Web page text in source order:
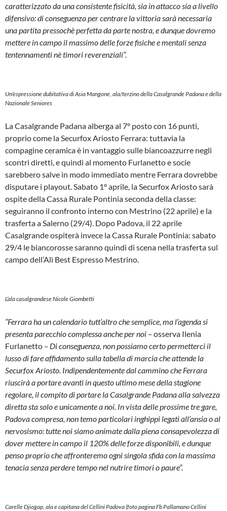
caratterizzato da una consistente fisicità, sia in attacco sia a livello
difensivo: di conseguenza per centrare la vittoria sarà necessaria
una partita pressochè perfetta da parte nostra, e dunque dovremo
mettere in campo il massimo delle forze fisiche e mentali senza
tentennamenti nè timori reverenziali”.
Un’espressione dubitativa di Asia Mangone, ala/terzino della Casalgrande Padana e della
Nazionale Seniores
La Casalgrande Padana alberga al 7° posto con 16 punti,
proprio come la Securfox Ariosto Ferrara: tuttavia la
compagine ceramica è in vantaggio sulle biancoazzurre negli
scontri diretti, e quindi al momento Furlanetto e socie
sarebbero salve in modo immediato mentre Ferrara dovrebbe
disputare i playout. Sabato 1° aprile, la Securfox Ariosto sarà
ospite della Cassa Rurale Pontinia seconda della classe:
seguiranno il confronto interno con Mestrino (22 aprile) e la
trasferta a Salerno (29/4). Dopo Padova, il 22 aprile
Casalgrande ospiterà invece la Cassa Rurale Pontinia: sabato
29/4 le biancorosse saranno quindi di scena nella trasferta sul
campo dell’Alì Best Espresso Mestrino.
L’ala casalgrandese Nicole Giombetti
“Ferrara ha un calendario tutt’altro che semplice, ma l’agenda si
presenta parecchio complessa anche per noi –osserva Ilenia
Furlanetto – Di conseguenza, non possiamo certo permetterci il
lusso di fare affidamento sulla tabella di marcia che attende la
Securfox Ariosto. Indipendentemente dal cammino che Ferrara
riuscirà a portare avanti in questo ultimo mese della stagione
regolare, il compito di portare la Casalgrande Padana alla salvezza
diretta sta solo e unicamente a noi. In vista delle prossime tre gare,
Padova compresa, non temo particolari inghippi legati all’ansia o al
nervosismo: tutte noi siamo animate dalla piena consapevolezza di
dover mettere in campo il 120% delle forze disponibili, e dunque
penso proprio che affronteremo ogni singola sfida con la massima
tenacia senza perdere tempo nel nutrire timori o paure”.
Carelle Djiogap, ala e capitana del Cellini Padova(foto pagina Fb Pallamano Cellini